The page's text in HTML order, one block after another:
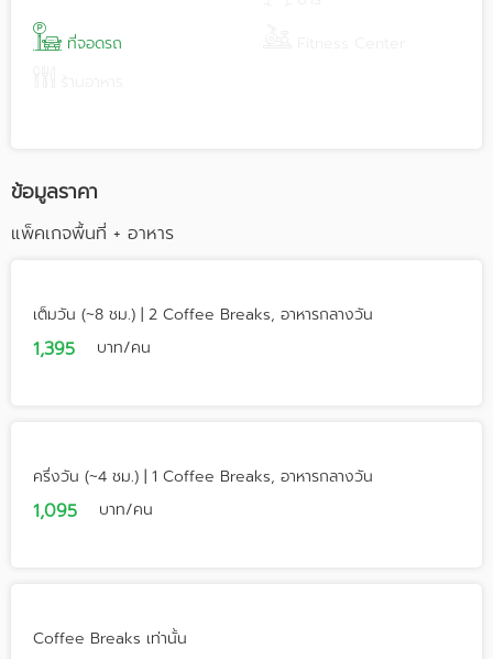
ที่จอดรถ
ข้อมูลราคา
แพ็คเกจพื้นที่ + อาหาร
เต็มวัน (~8 ชม.) | 2 Coffee Breaks, อาหารกลางวัน
1,395 บาท/คน
ครึ่งวัน (~4 ชม.) | 1 Coffee Breaks, อาหารกลางวัน
1,095 บาท/คน
Coffee Breaks เท่านั้น